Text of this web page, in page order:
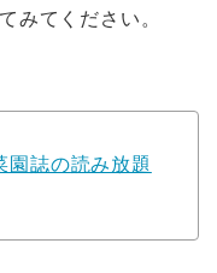
みてください。
園誌の読み放題